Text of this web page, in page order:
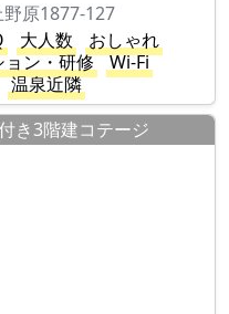
原1877-127
大人数
おしゃれ
ン・研修
Wi-Fi
温泉近隣
き3階建コテージ